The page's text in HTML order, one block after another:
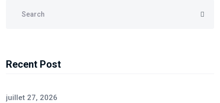
Recent Post
juillet 27, 2026